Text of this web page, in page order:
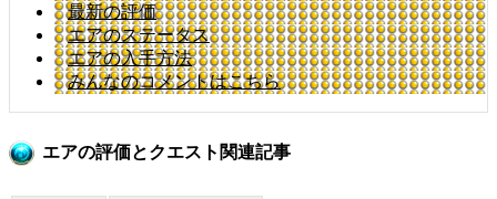
最新の評価
エアのステータス
エアの入手方法
みんなのコメントはこちら
エアの評価とクエスト関連記事